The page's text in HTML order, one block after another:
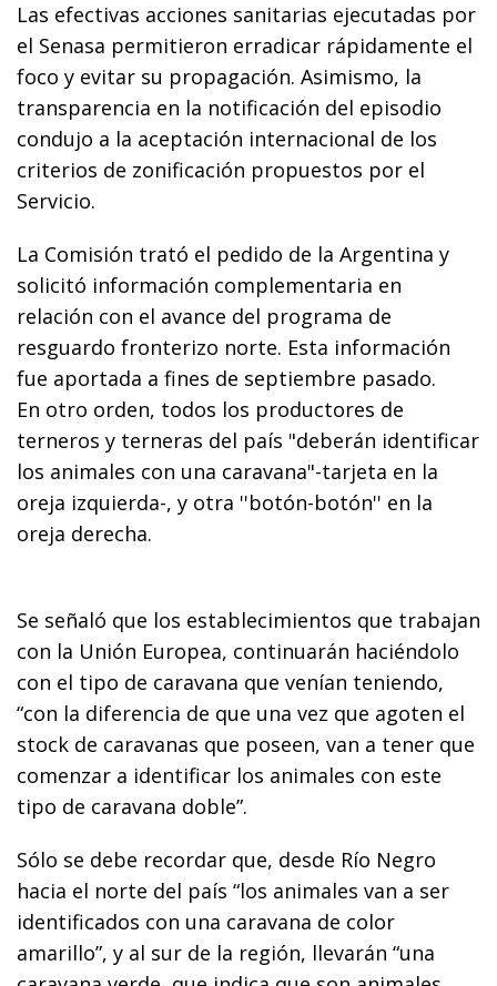
Las efectivas acciones sanitarias ejecutadas por
el Senasa permitieron erradicar rápidamente el
foco y evitar su propagación. Asimismo, la
transparencia en la notificación del episodio
condujo a la aceptación internacional de los
criterios de zonificación propuestos por el
Servicio.
La Comisión trató el pedido de la Argentina y
solicitó información complementaria en
relación con el avance del programa de
resguardo fronterizo norte. Esta información
fue aportada a fines de septiembre pasado.
En otro orden, todos los productores de
terneros y terneras del país "deberán identificar
los animales con una caravana"-tarjeta en la
oreja izquierda-, y otra ''botón-botón'' en la
oreja derecha.
Se señaló que los establecimientos que trabajan
con la Unión Europea, continuarán haciéndolo
con el tipo de caravana que venían teniendo,
“con la diferencia de que una vez que agoten el
stock de caravanas que poseen, van a tener que
comenzar a identificar los animales con este
tipo de caravana doble”.
Sólo se debe recordar que, desde Río Negro
hacia el norte del país “los animales van a ser
identificados con una caravana de color
amarillo”, y al sur de la región, llevarán “una